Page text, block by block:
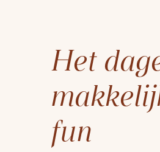
Het
fun